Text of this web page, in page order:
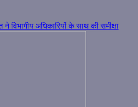
ने विभागीय अधिकारियों के साथ की समीक्षा